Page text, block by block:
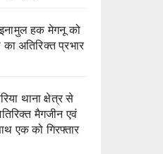
हक मेगनू को
अतिरिक्त प्रभार
थाना क्षेत्र से
मैगजीन एवं
एक को गिरफ्तार